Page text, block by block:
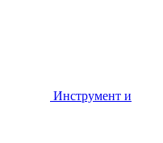
Инструмент и